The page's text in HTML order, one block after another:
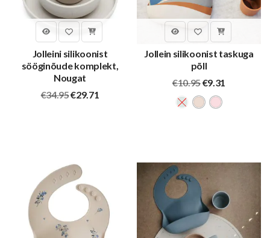
Jolleini silikoonist
sööginõude komplekt,
Nougat
€34.95Algne
€29.71
Jollein silikoonist taskuga
põll
€10.95Algne
hind
oli:
€9.31